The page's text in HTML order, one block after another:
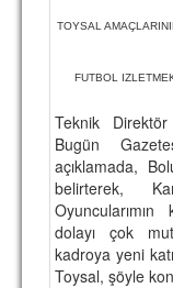
LİSANSLI
MULTİMEDYA
MARŞ &
KULÜP
AMBLEM
SPOR
TOYSAL
FUTBOL
Teknik
Bugün
açıklamada,
belirterek,
dolayı çok
kadroya yeni
Toysal, şöyle